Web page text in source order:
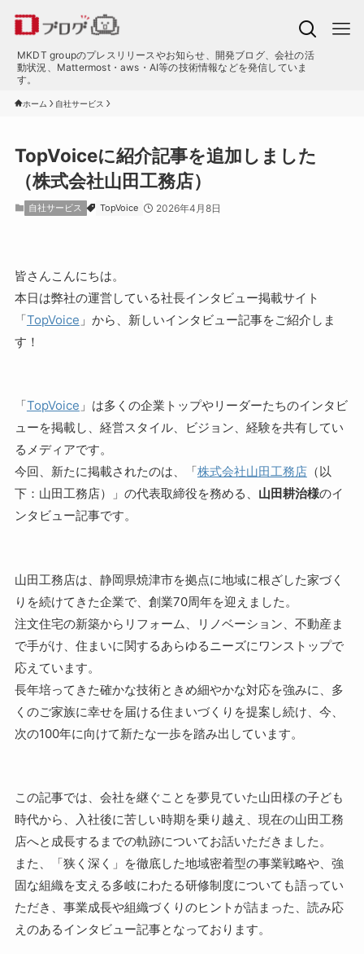
MKDT groupのプレスリリースやお知らせ、開発ブログ、会社の活
動状況、Mattermost・aws・AI等の技術情報などを発信していま
す。
ホーム 自社サービス
TopVoiceに紹介記事を追加しました
（株式会社山田工務店）
自社サービス TopVoice 2026年4月8日
皆さんこんにちは。
本日は弊社の運営している社長インタビュー掲載サイト
「TopVoice 」から、新しいインタビュー記事をご紹介しま
す！
「TopVoice 」は多くの企業トップやリーダーたちのインタビ
ューを掲載し、経営スタイル、ビジョン、経験を共有してい
るメディアです。
今回、新たに掲載されたのは、「株式会社山田工務店（以
下：山田工務店）」の代表取締役を務める、 山田耕治様のイ
ンタビュー記事です。
山田工務店は、静岡県焼津市を拠点に地域に根ざした家づく
りを続けてきた企業で、創業70周年を迎えました。
注文住宅の新築からリフォーム、リノベーション、不動産ま
で手がけ、住まいに関するあらゆるニーズにワンストップで
応えています。
長年培ってきた確かな技術ときめ細やかな対応を強みに、多
くのご家族に幸せを届ける住まいづくりを提案し続け、今、
次の100年に向けて新たな一歩を踏み出しています。
この記事では、会社を継ぐことを夢見ていた山田様の子ども
時代から、入社後に苦しい時期を乗り越え、現在の山田工務
店へと成長するまでの軌跡についてお話いただきました。
また、「狭く深く」を徹底した地域密着型の事業戦略や、強
固な組織を支える多岐にわたる研修制度についても語ってい
ただき、事業成長や組織づくりのヒントが詰まった、読み応
えのあるインタビュー記事となっております。